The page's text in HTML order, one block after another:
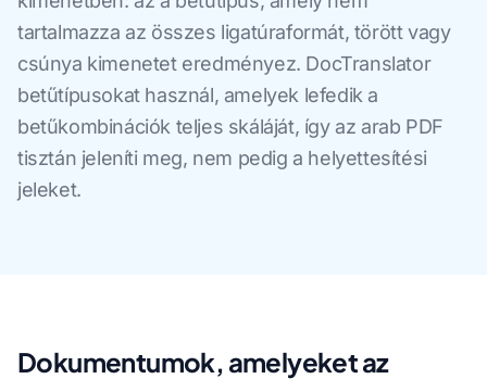
tartalmazza az összes ligatúraformát, törött vagy
csúnya kimenetet eredményez. DocTranslator
betűtípusokat használ, amelyek lefedik a
betűkombinációk teljes skáláját, így az arab PDF
tisztán jeleníti meg, nem pedig a helyettesítési
jeleket.
Dokumentumok, amelyeket az